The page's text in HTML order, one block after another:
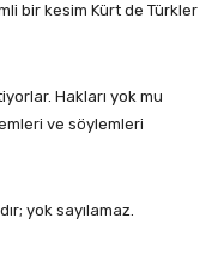
bir kesim Kürt de Türkler
Hakları yok mu
ve söylemleri
yok sayılamaz.